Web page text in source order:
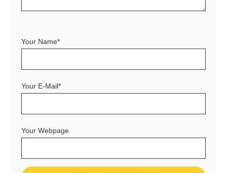
Your Name*
Your E-Mail*
Your Webpage